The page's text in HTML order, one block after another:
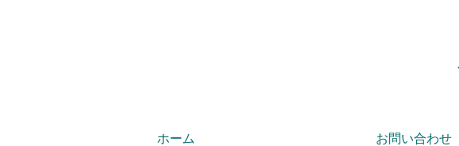
ホーム お問い合わせ